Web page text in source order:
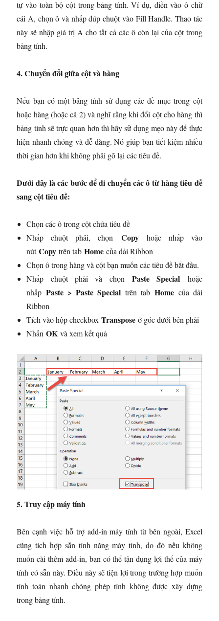
tự vào toàn bộ cột trong bảng tính. Ví dụ, điền vào ô chữ
cái A, chọn ô và nhấp đúp chuột vào Fill Handle. Thao tác
này sẽ nhập giá trị A cho tất cả các ô còn lại của cột trong
bảng tính.
4. Chuyển đổi giữa cột và hàng
Nếu bạn có một bảng tính sử dụng các đề mục trong cột
hoặc hàng (hoặc cả 2) và nghĩ rằng khi đổi cột cho hàng thì
bảng tính sẽ trực quan hơn thì hãy sử dụng mẹo này để thực
hiện nhanh chóng và dễ dàng. Nó giúp bạn tiết kiệm nhiều
thời gian hơn khi không phải gõ lại các tiêu đề.
Dưới đây là các bước để di chuyển các ô từ hàng tiêu đề
sang cột tiêu đề:
Chọn các ô trong cột chứa tiêu đề
Nhấp chuột phải, chọn
Copyhoặc nhấp vào
nútCopy trên tabHome của dải Ribbon
Chọn ô trong hàng và cột bạn muốn các tiêu đề bắt đầu.
Nhấp chuột phải và chọn Paste Special hoặc
nhấp Paste > Paste Special trên tab Homecủa dải
Ribbon
Tích vào hộp checkboxTranspose ở góc dưới bên phải
NhấnOK và xem kết quả
5. Truy cập máy tính
Bên cạnh việc hỗ trợ add-in máy tính từ bên ngoài, Excel
cũng tích hợp sẵn tính năng máy tính, do đó nếu không
muốn cài thêm add-in, bạn có thể tận dụng lợi thế của máy
tính có sẵn này. Điều này sẽ tiện lợi trong trường hợp muốn
tính toán nhanh chóng phép tính không được xây dựng
trong bảng tính.